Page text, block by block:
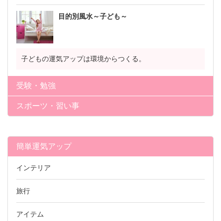
目的別風水～子ども～
子どもの運気アップは環境からつくる。
受験・勉強
スポーツ・習い事
簡単運気アップ
インテリア
旅行
アイテム